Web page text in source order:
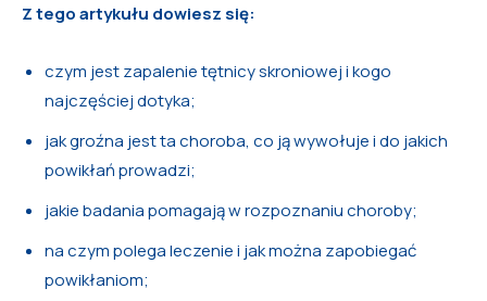
Z tego artykułu dowiesz się:
czym jest zapalenie tętnicy skroniowej i kogo
najczęściej dotyka;
jak groźna jest ta choroba, co ją wywołuje i do jakich
powikłań prowadzi;
jakie badania pomagają w rozpoznaniu choroby;
na czym polega leczenie i jak można zapobiegać
powikłaniom;